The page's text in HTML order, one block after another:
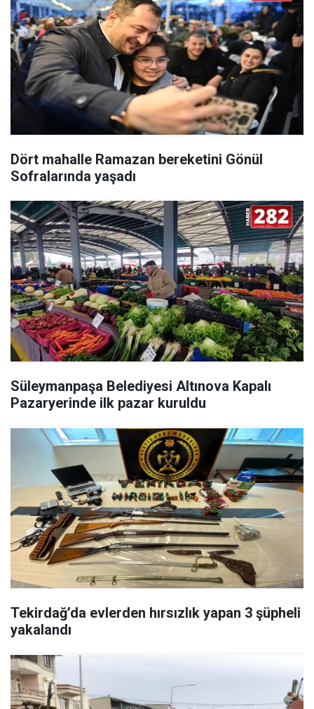
Dört mahalle Ramazan bereketini Gönül
Sofralarında yaşadı
Süleymanpaşa Belediyesi Altınova Kapalı
Pazaryerinde ilk pazar kuruldu
Tekirdağ’da evlerden hırsızlık yapan 3 şüpheli
yakalandı